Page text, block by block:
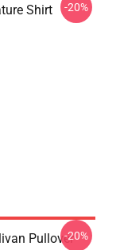
Shirt -20%
Pullover-20%